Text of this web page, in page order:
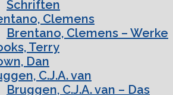
Schriften
Clemens
Brentano, Clemens – Werke
Terry
Dan
C.J.A. van
Bruggen, C.J.A. van – Das